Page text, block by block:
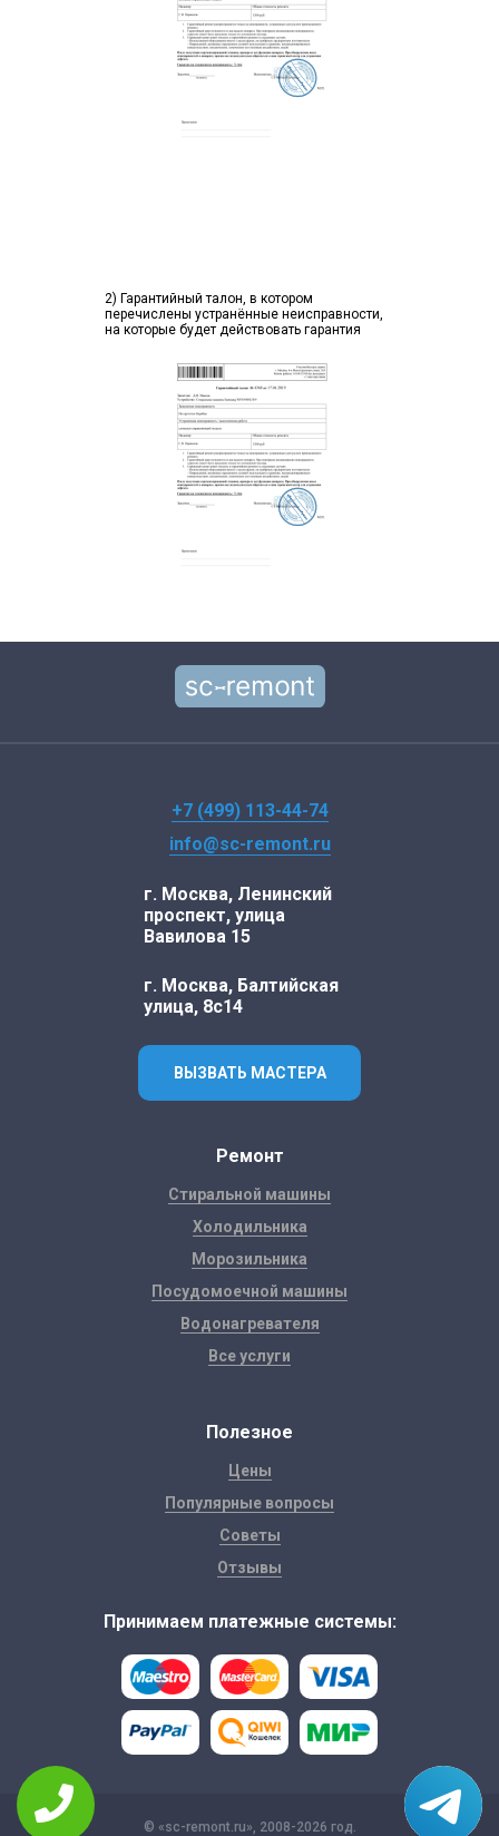
2) Гарантийный талон, в котором
перечислены устранённые неисправности,
на которые будет действовать гарантия
+7 (499) 113-44-74
info@sc-remont.ru
г. Москва, Ленинский
проспект, улица
Вавилова 15
г. Москва, Балтийская
улица, 8с14
ВЫЗВАТЬ МАСТЕРА
Ремонт
Стиральной машины
Холодильника
Морозильника
Посудомоечной машины
Водонагревателя
Все услуги
Полезное
Цены
Популярные вопросы
Советы
Отзывы
Принимаем платежные системы:
© «sc-remont.ru», 2008-2026 год.